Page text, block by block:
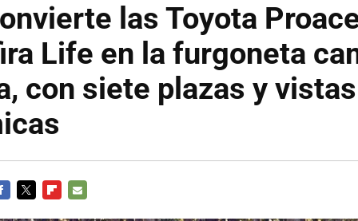
las Toyota
Life en la furgoneta
con siete plazas y vistas